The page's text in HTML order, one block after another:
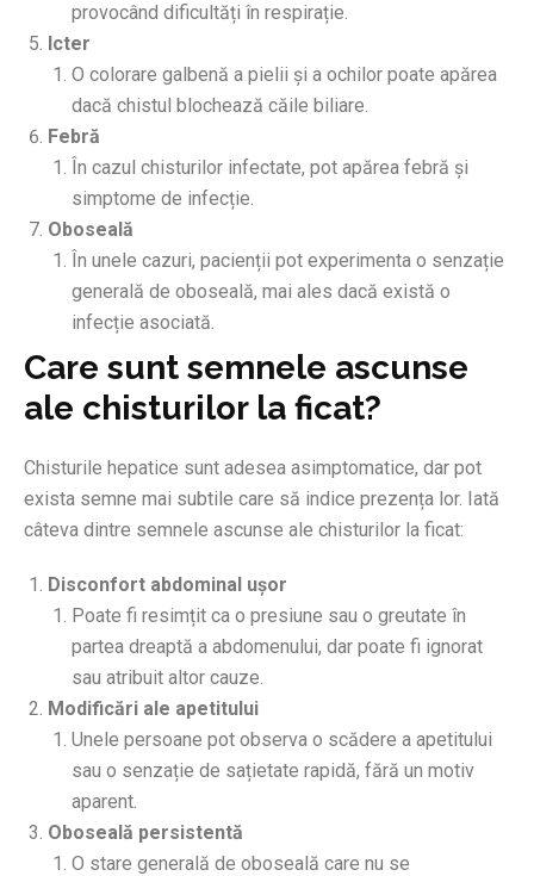
provocând dificultăți în respirație.
Icter
O colorare galbenă a pielii și a ochilor poate apărea
dacă chistul blochează căile biliare.
Febră
În cazul chisturilor infectate, pot apărea febră și
simptome de infecție.
Oboseală
În unele cazuri, pacienții pot experimenta o senzație
generală de oboseală, mai ales dacă există o
infecție asociată.
Care sunt semnele ascunse
ale chisturilor la ficat?
Chisturile hepatice sunt adesea asimptomatice, dar pot
exista semne mai subtile care să indice prezența lor. Iată
câteva dintre semnele ascunse ale chisturilor la ficat:
Disconfort abdominal ușor
Poate fi resimțit ca o presiune sau o greutate în
partea dreaptă a abdomenului, dar poate fi ignorat
sau atribuit altor cauze.
Modificări ale apetitului
Unele persoane pot observa o scădere a apetitului
sau o senzație de sațietate rapidă, fără un motiv
aparent.
Oboseală persistentă
O stare generală de oboseală care nu se